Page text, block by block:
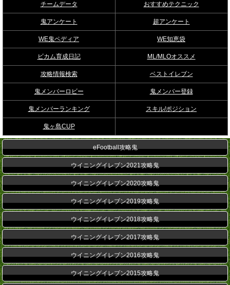
チームデータ おすすめテクニック
鬼アンケート 超アンケート
WE鬼ペディア WE知恵袋
ビカム育成日記 ML/MLOオススメ
攻略情報検索 ベストイレブン
鬼メンバーロビー 鬼メンバー登録
鬼メンバーランキング スキル/ポジション
鬼ヶ島CUP
eFootball攻略鬼
ウイニングイレブン2021攻略鬼
ウイニングイレブン2020攻略鬼
ウイニングイレブン2019攻略鬼
ウイニングイレブン2018攻略鬼
ウイニングイレブン2017攻略鬼
ウイニングイレブン2016攻略鬼
ウイニングイレブン2015攻略鬼